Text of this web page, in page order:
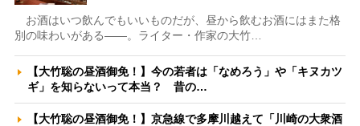
お酒はいつ飲んでもいいものだが、昼から飲むお酒にはまた格
別の味わいがある――。ライター・作家の大竹…
【大竹聡の昼酒御免！】今の若者は「なめろう」や「キヌカツ
ギ」を知らないって本当？ 昔の…
【大竹聡の昼酒御免！】京急線で多摩川越えて「川崎の大衆酒